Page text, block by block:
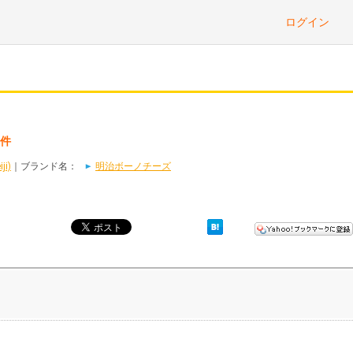
ログイン
｜ブランド名： 明治ボーノチーズ